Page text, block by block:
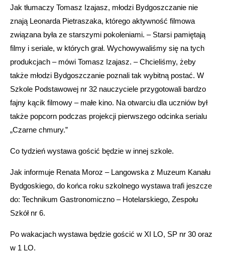
Jak tłumaczy Tomasz Izajasz, młodzi Bydgoszczanie nie
znają Leonarda Pietraszaka, którego aktywność filmowa
związana była ze starszymi pokoleniami. – Starsi pamiętają
filmy i seriale, w których grał. Wychowywaliśmy się na tych
produkcjach – mówi Tomasz Izajasz. – Chcieliśmy, żeby
także młodzi Bydgoszczanie poznali tak wybitną postać. W
Szkole Podstawowej nr 32 nauczyciele przygotowali bardzo
fajny kącik filmowy – małe kino. Na otwarciu dla uczniów był
także popcorn podczas projekcji pierwszego odcinka serialu
„Czarne chmury.”
Co tydzień wystawa gościć będzie w innej szkole.
Jak informuje Renata Moroz – Langowska z Muzeum Kanału
Bydgoskiego, do końca roku szkolnego wystawa trafi jeszcze
do: Technikum Gastronomiczno – Hotelarskiego, Zespołu
Szkół nr 6.
Po wakacjach wystawa będzie gościć w XI LO, SP nr 30 oraz
w 1 LO.